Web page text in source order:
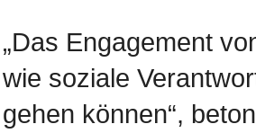
„Das Engagement
wie soziale
gehen können“,